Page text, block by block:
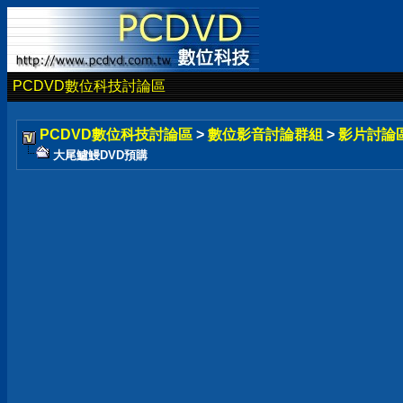
PCDVD數位科技討論區
PCDVD數位科技討論區 > 數位影音討論群組 > 影片討論
大尾鱸鰻DVD預購